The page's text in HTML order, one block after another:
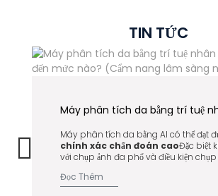
TIN TỨC
Máy phân tích da bằng AI có thể đạt
chính xác chẩn đoán caoĐặc biệt
với chụp ảnh đa phổ và điều kiện
Đọc Thêm